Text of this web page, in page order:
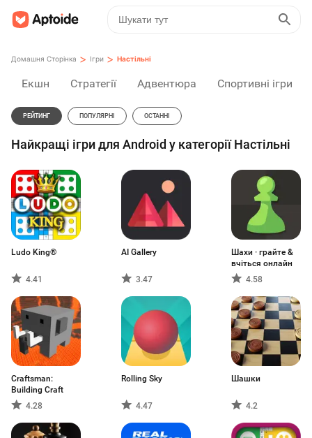
Домашня Сторінка > Ігри > Настільні
Екшн Стратегії Адвентюра Спортивні ігри
РЕЙТИНГ ПОПУЛЯРНІ ОСТАННІ
Найкращі ігри для Android у категорії Настільні
Ludo King®
4.41
AI Gallery
3.47
Шахи · грайте &
вчіться онлайн
4.58
Craftsman:
Building Craft
4.28
Rolling Sky
4.47
Шашки
4.2